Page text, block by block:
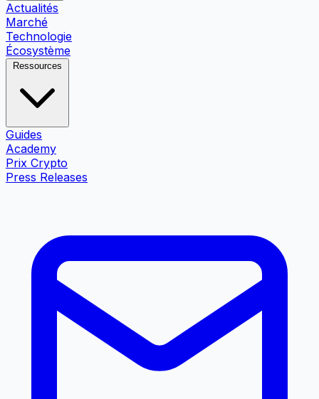
Actualités
Marché
Technologie
Écosystème
Ressources
Guides
Academy
Prix Crypto
Press Releases